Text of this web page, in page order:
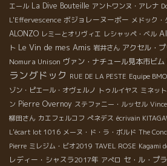
エール La Dive Bouteille アントワンヌ・アレナ
L'Effervescence ボジョレーヌーボー メドック・
ALONZO レミーとオリヴィエ レシャッペ・ベル
ト Le Vin de mes Amis 岩井さん アクセル・
Nomura Unison ヴァン・ナチュール見本市ビム
ラングドック RUE DE LA PESTE Equipe BMO
ゾン・ピエール・オヴェルノ トゥルイヤス ミネッ
ン Pierre Overnoy ステファニー・ルッセル
柳田さん カエフェルコフ ぺネデス écrivain
L'écart lot 1016 メーヌ・ド・ラ・ボルド The
Pierre ミレジム・ビオ2019 TAVEL ROSE Kagami
レディー・シャスラ2017年 アぺロ セ・ル・プ